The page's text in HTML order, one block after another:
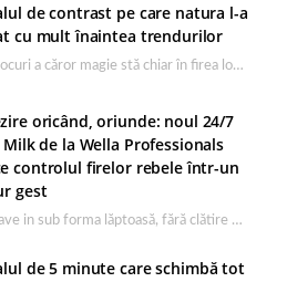
de contrast pe care natura l-a
cu mult înaintea trendurilor
Sunt locuri a căror magie stă chiar în firea lor naturală, iar Lacul Ursu din…
oricând, oriunde: noul 24/7
de la Wella Professionals
controlul firelor rebele într-un
gest
Un leave in sub forma lăptoasă, fără clătire care completează rutina Ultimate Smooth și transformă…
de 5 minute care schimbă tot